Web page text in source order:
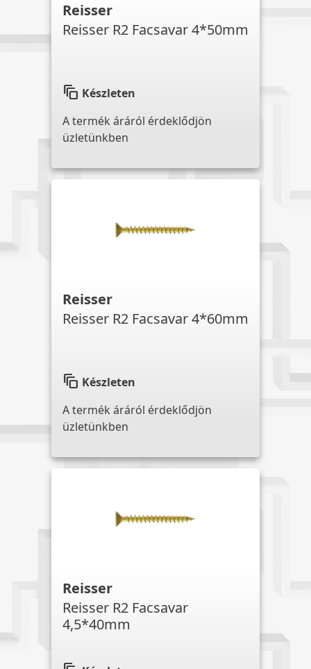
Reisser
Reisser R2 Facsavar 4*50mm
auto_awesome_motion Készleten
A termék áráról érdeklődjön
üzletünkben
Reisser
Reisser R2 Facsavar 4*60mm
auto_awesome_motion Készleten
A termék áráról érdeklődjön
üzletünkben
Reisser
Reisser R2 Facsavar
4,5*40mm